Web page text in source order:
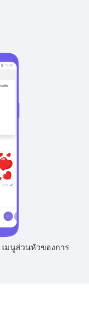
เมนูส่วนหัวของการ